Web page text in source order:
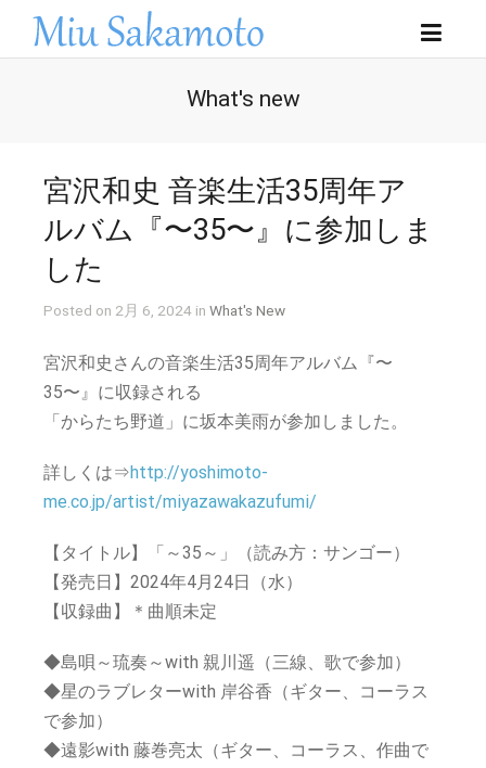
What's new
宮沢和史 音楽生活35周年ア
ルバム『〜35〜』に参加しま
した
Posted on 2月 6, 2024 in What's New
宮沢和史さんの音楽生活35周年アルバム『〜
35〜』に収録される
「からたち野道」に坂本美雨が参加しました。
詳しくは⇒http://yoshimoto-
me.co.jp/artist/miyazawakazufumi/
【タイトル】「～35～」（読み方：サンゴー）
【発売日】2024年4月24日（水）
【収録曲】＊曲順未定
◆島唄～琉奏～with 親川遥（三線、歌で参加）
◆星のラブレターwith 岸谷香（ギター、コーラス
で参加）
◆遠影with 藤巻亮太（ギター、コーラス、作曲で